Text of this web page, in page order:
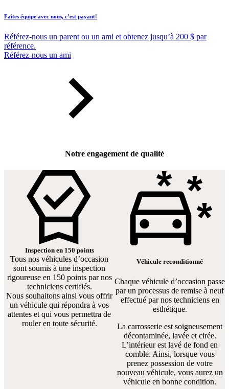
Faites équipe avec nous, c’est payant!
Référez-nous un parent ou un ami et obtenez jusqu’à 200 $ par
référence.
Référez-nous un ami
Notre engagement de qualité
Inspection en 150 points
Tous nos véhicules d’occasion
sont soumis à une inspection
rigoureuse en 150 points par nos
techniciens certifiés.
Nous souhaitons ainsi vous offrir
un véhicule qui répondra à vos
attentes et qui vous permettra de
rouler en toute sécurité.
Véhicule reconditionné
Chaque véhicule d’occasion passe
par un processus de remise à neuf
effectué par nos techniciens en
esthétique.
La carrosserie est soigneusement
décontaminée, lavée et cirée.
L’intérieur est lavé de fond en
comble. Ainsi, lorsque vous
prenez possession de votre
nouveau véhicule, vous aurez un
véhicule en bonne condition.